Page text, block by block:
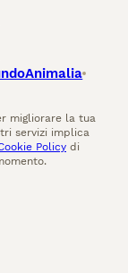
migliorare la tua
servizi implica
Policy di